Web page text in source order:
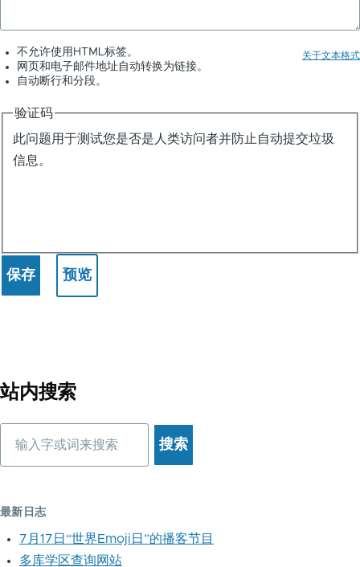
关于文本格式
不允许使用HTML标签。
网页和电子邮件地址自动转换为链接。
自动断行和分段。
验证码
此问题用于测试您是否是人类访问者并防止自动提交垃圾
信息。
站内搜索
最新日志
7月17日“世界Emoji日”的播客节目
多库学区查询网站